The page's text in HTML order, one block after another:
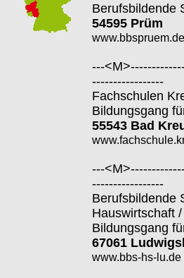
Berufsbildende
54595 Prüm
www.bbspruem.de
---
-----------------
Fachschulen
Bildungsgang
55543 Bad
---
-----------------
Berufsbildende
Hauswirtschaft
Bildungsgang
67061
www.bbs-hs-lu.de